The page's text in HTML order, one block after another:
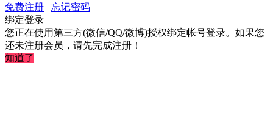
免费注册 | 忘记密码
绑定登录
您正在使用第三方(微信/QQ/微博)授权绑定帐号登录。如果您
还未注册会员，请先完成注册！
知道了